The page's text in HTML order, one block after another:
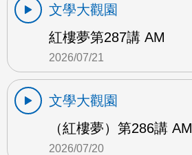
文學大觀園
紅樓夢第287講 AM
2026/07/21
文學大觀園
（紅樓夢）第286講 AM
2026/07/20